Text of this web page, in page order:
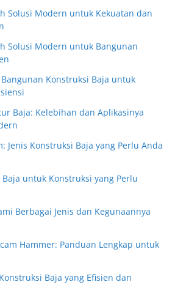
Solusi Modern untuk Kekuatan dan
Solusi Modern untuk Bangunan
Konstruksi Baja untuk
Baja: Kelebihan dan Aplikasinya
Jenis Konstruksi Baja yang Perlu Anda
untuk Konstruksi yang Perlu
Berbagai Jenis dan Kegunaannya
Hammer: Panduan Lengkap untuk
Baja yang Efisien dan